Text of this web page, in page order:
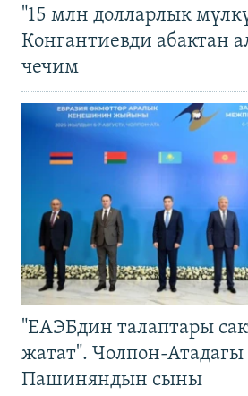
"15 млн долларлык
Конгантиевди абактан
чечим
"ЕАЭБдин талаптары
жатат". Чолпон-
Пашиняндын сыны